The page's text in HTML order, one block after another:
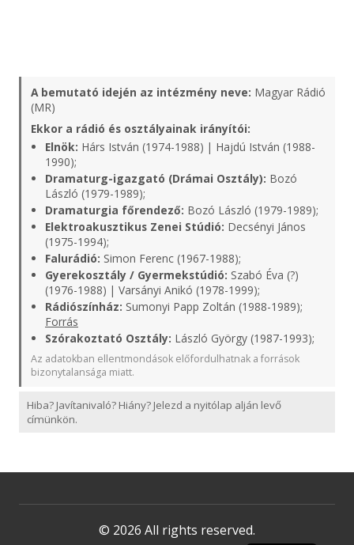
A bemutató idején az intézmény neve: Magyar Rádió
(MR)
Ekkor a rádió és osztályainak irányítói:
Elnök: Hárs István (1974-1988) | Hajdú István (1988-
1990);
Dramaturg-igazgató (Drámai Osztály): Bozó
László (1979-1989);
Dramaturgia főrendező: Bozó László (1979-1989);
Elektroakusztikus Zenei Stúdió: Decsényi János
(1975-1994);
Falurádió: Simon Ferenc (1967-1988);
Gyerekosztály / Gyermekstúdió: Szabó Éva (?)
(1976-1988) | Varsányi Anikó (1978-1999);
Rádiószínház: Sumonyi Papp Zoltán (1988-1989);
Forrás
Szórakoztató Osztály: László György (1987-1993);
Az adatokban ellentmondások előfordulhatnak a források
bizonytalansága miatt.
Hiba? Javítanivaló? Hiány? Jelezd a nyitólap alján levő
címünkön.
© 2026 All rights reserved.